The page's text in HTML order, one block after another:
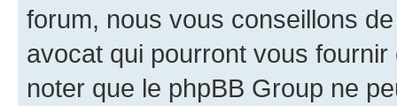
forum, nous vous conseillons
avocat qui pourront vous
noter que le phpBB Group ne